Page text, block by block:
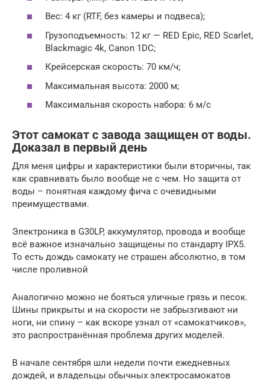
Вес: 4 кг (RTF, без камеры и подвеса);
Грузоподъемность: 12 кг — RED Epic, RED Scarlet,
Blackmagic 4k, Canon 1DC;
Крейсерская скорость: 70 км/ч;
Максимальная высота: 2000 м;
Максимальная скорость набора: 6 м/с
Этот самокат с завода защищен от воды.
Доказал в первый день
Для меня цифры и характеристики были вторичны, так
как сравнивать было вообще не с чем. Но защита от
воды – понятная каждому фича с очевидными
преимуществами.
Электроника в G30LP, аккумулятор, провода и вообще
всё важное изначально защищены по стандарту IPX5.
То есть дождь самокату не страшен абсолютно, в том
числе проливной
Аналогично можно не бояться уличные грязь и песок.
Шины прикрыты и на скорости не забрызгивают ни
ноги, ни спину – как вскоре узнал от «самокатчиков»,
это распространённая проблема других моделей.
В начале сентября шли недели почти ежедневных
дождей, и владельцы обычных электросамокатов